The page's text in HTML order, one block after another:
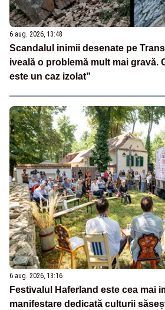
6 aug. 2026, 13:48
Scandalul inimii desenate pe
iveală o problemă mult mai gravă.
este un caz izolat”
6 aug. 2026, 13:16
Festivalul Haferland este cea mai
manifestare dedicată culturii